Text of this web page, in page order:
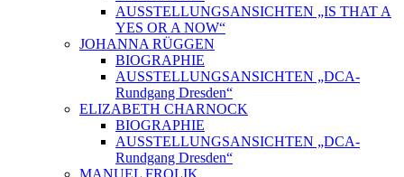
AUSSTELLUNGSANSICHTEN „IS THAT A
YES OR A NOW“
JOHANNA RÜGGEN
BIOGRAPHIE
AUSSTELLUNGSANSICHTEN „DCA-
Rundgang Dresden“
ELIZABETH CHARNOCK
BIOGRAPHIE
AUSSTELLUNGSANSICHTEN „DCA-
Rundgang Dresden“
MANUEL FROLIK